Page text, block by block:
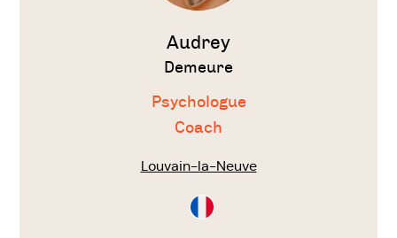
Audrey
Demeure
Psychologue
Coach
Louvain-la-Neuve
Consultation
en